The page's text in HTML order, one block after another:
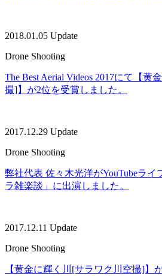
2018.01.05 Update
Drone Shooting
The Best Aerial Videos 2017にて【黄
撮]】が2位を受賞しました。
2017.12.29 Update
Drone Shooting
弊社代表 佐々木光洋がYouTubeライ
ラ雑楽談」に出演しました。
2017.12.11 Update
Drone Shooting
【黄金に輝く川[サラワク川空撮]】